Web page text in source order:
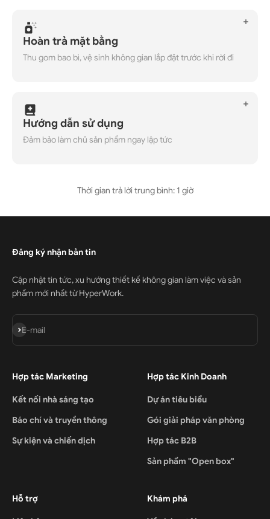
Hoàn trả mặt bằng
Thu gom bao bì, vệ sinh không gian lắp đặt trước khi rời đi
Hướng dẫn sử dụng
Đảm bảo làm chủ sản phẩm ngay lập tức
Thời gian trả lời trung bình: 1 giờ
Đăng ký nhận bản tin
Cập nhật tin tức, xu hướng thiết kế không gian làm việc và sản
phẩm mới nhất từ HyperWork.
E-mail
Đăng ký
Hợp tác Marketing
Kết nối nhà sáng tạo
Báo chí và truyền thông
Sự kiện và chiến dịch
Hợp tác Kinh Doanh
Dự án tiêu biểu
Gói giải pháp văn phòng
Hợp tác B2B
Sản phẩm "Open box"
Hỗ trợ Khám phá